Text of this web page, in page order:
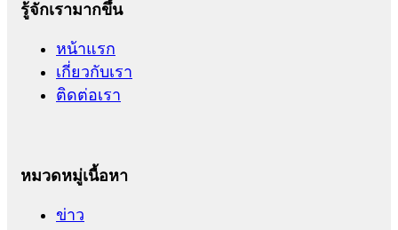
รู้จักเรามากขึ้น
หน้าแรก
เกี่ยวกับเรา
ติดต่อเรา
หมวดหมู่เนื้อหา
ข่าว